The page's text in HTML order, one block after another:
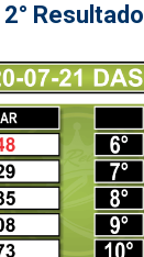
2° Resultado